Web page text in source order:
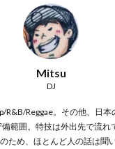
Mitsu
DJ
R&B/Reggae。その他、日本
範囲。特技は外出先で流れ
ため、ほとんど人の話は聞